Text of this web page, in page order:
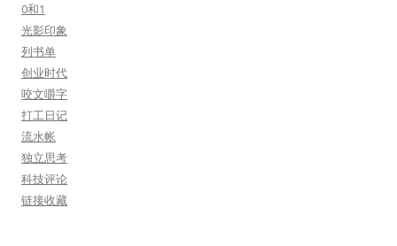
0和1
光影印象
列书单
创业时代
咬文嚼字
打工日记
流水帐
独立思考
科技评论
链接收藏